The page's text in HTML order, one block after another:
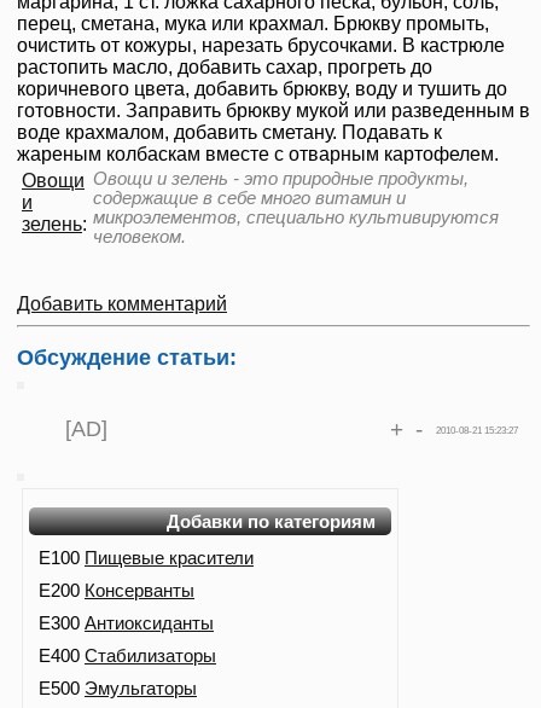
перец, сметана, мука или крахмал. Брюкву промыть,
очистить от кожуры, нарезать брусочками. В кастрюле
растопить масло, добавить сахар, прогреть до
коричневого цвета, добавить брюкву, воду и тушить до
готовности. Заправить брюкву мукой или разведенным в
воде крахмалом, добавить сметану. Подавать к
жареным колбаскам вместе с отварным картофелем.
Овощи
и
зелень:
Овощи и зелень - это природные продукты,
содержащие в себе много витамин и
микроэлементов, специально культивируются
человеком.
Добавить комментарий
Обсуждение статьи:
[AD] 2010-08-21 15:23:27
+ -
Добавки по категориям
E100 Пищевые красители
E200 Консерванты
E300 Антиоксиданты
E400 Стабилизаторы
E500 Эмульгаторы